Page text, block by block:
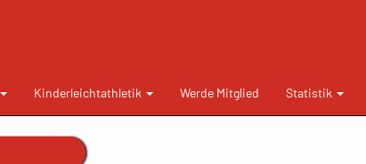
Kinderleichtathletik Werde Mitglied Statistik